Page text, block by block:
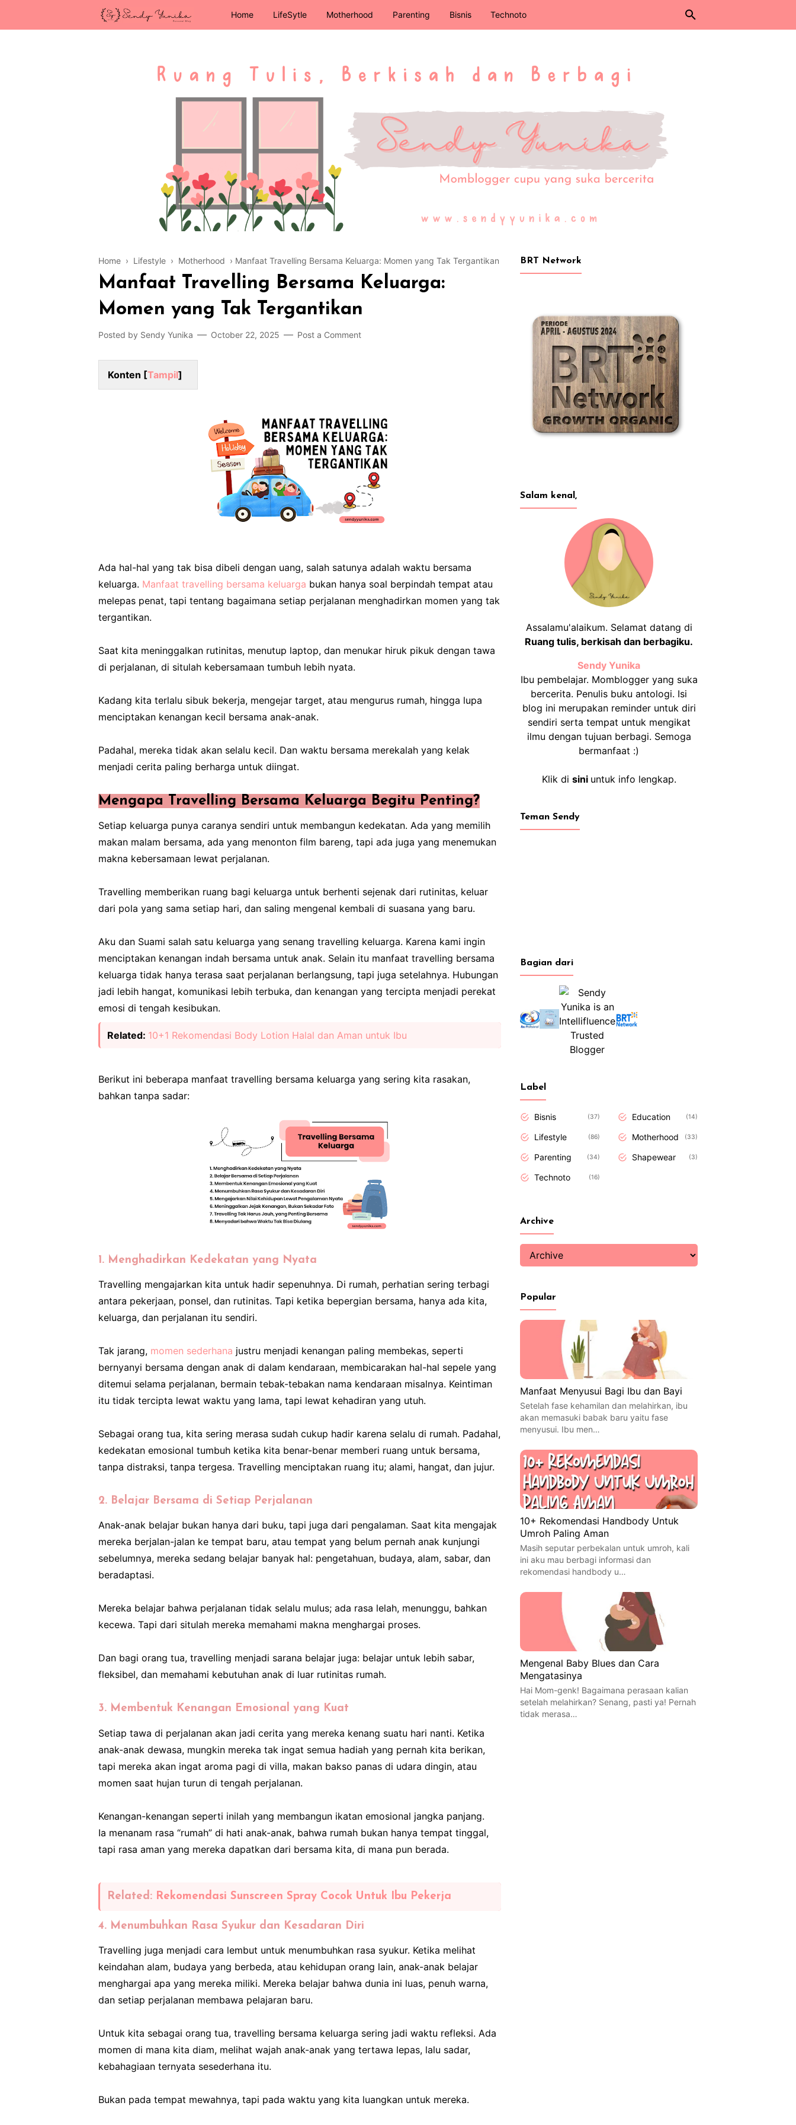
Home LifeSytle Motherhood Parenting Bisnis Technoto
Home › Lifestyle › Motherhood › Manfaat Travelling Bersama Keluarga: Momen yang Tak Tergantikan
Manfaat Travelling Bersama Keluarga:
Momen yang Tak Tergantikan
Posted by Sendy Yunika October 22, 2025 Post a Comment
Konten [Tampil]
Ada hal-hal yang tak bisa dibeli dengan uang, salah satunya adalah waktu bersama
keluarga. Manfaat travelling bersama keluarga bukan hanya soal berpindah tempat atau
melepas penat, tapi tentang bagaimana setiap perjalanan menghadirkan momen yang tak
tergantikan.
Saat kita meninggalkan rutinitas, menutup laptop, dan menukar hiruk pikuk dengan tawa
di perjalanan, di situlah kebersamaan tumbuh lebih nyata.
Kadang kita terlalu sibuk bekerja, mengejar target, atau mengurus rumah, hingga lupa
menciptakan kenangan kecil bersama anak-anak.
Padahal, mereka tidak akan selalu kecil. Dan waktu bersama merekalah yang kelak
menjadi cerita paling berharga untuk diingat.
Mengapa Travelling Bersama Keluarga Begitu Penting?
Setiap keluarga punya caranya sendiri untuk membangun kedekatan. Ada yang memilih
makan malam bersama, ada yang menonton film bareng, tapi ada juga yang menemukan
makna kebersamaan lewat perjalanan.
Travelling memberikan ruang bagi keluarga untuk berhenti sejenak dari rutinitas, keluar
dari pola yang sama setiap hari, dan saling mengenal kembali di suasana yang baru.
Aku dan Suami salah satu keluarga yang senang travelling keluarga. Karena kami ingin
menciptakan kenangan indah bersama untuk anak. Selain itu manfaat travelling bersama
keluarga tidak hanya terasa saat perjalanan berlangsung, tapi juga setelahnya. Hubungan
jadi lebih hangat, komunikasi lebih terbuka, dan kenangan yang tercipta menjadi perekat
emosi di tengah kesibukan.
Related: 10+1 Rekomendasi Body Lotion Halal dan Aman untuk Ibu
Berikut ini beberapa manfaat travelling bersama keluarga yang sering kita rasakan,
bahkan tanpa sadar:
1. Menghadirkan Kedekatan yang Nyata
Travelling mengajarkan kita untuk hadir sepenuhnya. Di rumah, perhatian sering terbagi
antara pekerjaan, ponsel, dan rutinitas. Tapi ketika bepergian bersama, hanya ada kita,
keluarga, dan perjalanan itu sendiri.
Tak jarang, momen sederhana justru menjadi kenangan paling membekas, seperti
bernyanyi bersama dengan anak di dalam kendaraan, membicarakan hal-hal sepele yang
ditemui selama perjalanan, bermain tebak-tebakan nama kendaraan misalnya. Keintiman
itu tidak tercipta lewat waktu yang lama, tapi lewat kehadiran yang utuh.
Sebagai orang tua, kita sering merasa sudah cukup hadir karena selalu di rumah. Padahal,
kedekatan emosional tumbuh ketika kita benar-benar memberi ruang untuk bersama,
tanpa distraksi, tanpa tergesa. Travelling menciptakan ruang itu; alami, hangat, dan jujur.
2. Belajar Bersama di Setiap Perjalanan
Anak-anak belajar bukan hanya dari buku, tapi juga dari pengalaman. Saat kita mengajak
mereka berjalan-jalan ke tempat baru, atau tempat yang belum pernah anak kunjungi
sebelumnya, mereka sedang belajar banyak hal: pengetahuan, budaya, alam, sabar, dan
beradaptasi.
Mereka belajar bahwa perjalanan tidak selalu mulus; ada rasa lelah, menunggu, bahkan
kecewa. Tapi dari situlah mereka memahami makna menghargai proses.
Dan bagi orang tua, travelling menjadi sarana belajar juga: belajar untuk lebih sabar,
fleksibel, dan memahami kebutuhan anak di luar rutinitas rumah.
3. Membentuk Kenangan Emosional yang Kuat
Setiap tawa di perjalanan akan jadi cerita yang mereka kenang suatu hari nanti. Ketika
anak-anak dewasa, mungkin mereka tak ingat semua hadiah yang pernah kita berikan,
tapi mereka akan ingat aroma pagi di villa, makan bakso panas di udara dingin, atau
momen saat hujan turun di tengah perjalanan.
Kenangan-kenangan seperti inilah yang membangun ikatan emosional jangka panjang.
Ia menanam rasa “rumah” di hati anak-anak, bahwa rumah bukan hanya tempat tinggal,
tapi rasa aman yang mereka dapatkan dari bersama kita, di mana pun berada.
Related: Rekomendasi Sunscreen Spray Cocok Untuk Ibu Pekerja
4. Menumbuhkan Rasa Syukur dan Kesadaran Diri
Travelling juga menjadi cara lembut untuk menumbuhkan rasa syukur. Ketika melihat
keindahan alam, budaya yang berbeda, atau kehidupan orang lain, anak-anak belajar
menghargai apa yang mereka miliki. Mereka belajar bahwa dunia ini luas, penuh warna,
dan setiap perjalanan membawa pelajaran baru.
Untuk kita sebagai orang tua, travelling bersama keluarga sering jadi waktu refleksi. Ada
momen di mana kita diam, melihat wajah anak-anak yang tertawa lepas, lalu sadar,
kebahagiaan ternyata sesederhana itu.
Bukan pada tempat mewahnya, tapi pada waktu yang kita luangkan untuk mereka.
BRT Network
Salam kenal,
Assalamu'alaikum. Selamat datang di
Ruang tulis, berkisah dan berbagiku.
Sendy Yunika
Ibu pembelajar. Momblogger yang suka
bercerita. Penulis buku antologi. Isi
blog ini merupakan reminder untuk diri
sendiri serta tempat untuk mengikat
ilmu dengan tujuan berbagi. Semoga
bermanfaat :)
Klik di sini untuk info lengkap.
Teman Sendy
Bagian dari
Label
Bisnis 37 Education 14
Lifestyle 86 Motherhood 33
Parenting 34 Shapewear 3
Technoto 16
Archive
Popular
Manfaat Menyusui Bagi Ibu dan Bayi
Setelah fase kehamilan dan melahirkan, ibu
akan memasuki babak baru yaitu fase
menyusui. Ibu men…
10+ Rekomendasi Handbody Untuk
Umroh Paling Aman
Masih seputar perbekalan untuk umroh, kali
ini aku mau berbagi informasi dan
rekomendasi handbody u…
Mengenal Baby Blues dan Cara
Mengatasinya
Hai Mom-genk! Bagaimana perasaan kalian
setelah melahirkan? Senang, pasti ya! Pernah
tidak merasa…